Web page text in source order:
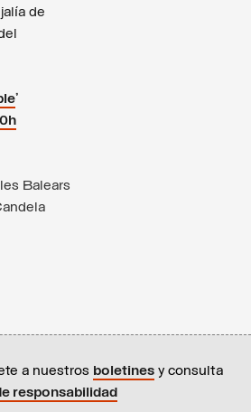
de
’
Balears
a nuestros boletines y consulta
responsabilidad